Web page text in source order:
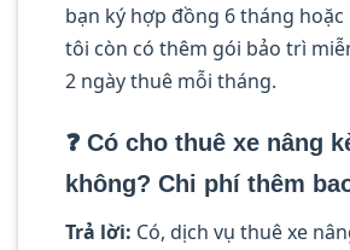
bạn ký hợp đồng 6 tháng hoặc
tôi còn có thêm gói bảo trì
2 ngày thuê mỗi tháng.
❓ Có cho thuê xe nâng
không? Chi phí thêm
Trả lời: Có, dịch vụ thuê xe